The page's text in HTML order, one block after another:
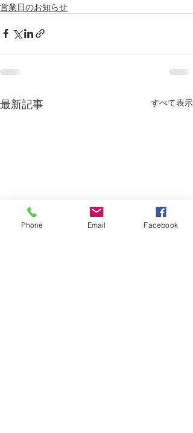
営業日のお知らせ
最新記事 すべて表示
Phone Email Facebook